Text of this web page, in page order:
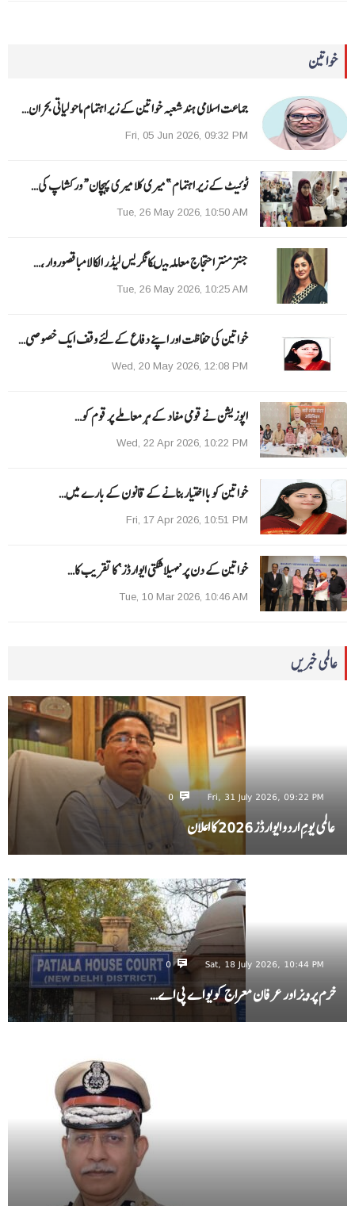
خواتین
جماعت اسلامی ہند شعبہ خواتین کے زیر اہتمام ماحولیاتی بحران…
Fri, 05 Jun 2026, 09:32 PM
ٹوئیٹ کے زیر اہتمام ”میری کلا میری پہچان“ ورکشاپ کی…
Tue, 26 May 2026, 10:50 AM
جنتر منتر احتجاج معاملہ میںکانگریس لیڈر الکا لامبا قصوروار ،…
Tue, 26 May 2026, 10:25 AM
خواتین کی حفاظت اور اپنے دفاع کےلئے وقف ایک خصوصی…
Wed, 20 May 2026, 12:08 PM
اپوزیشن نے قومی مفاد کے ہر معاملے پر قوم کو…
Wed, 22 Apr 2026, 10:22 PM
خواتین کو با اختیار بنانے کے قانون کے بارے میں…
Fri, 17 Apr 2026, 10:51 PM
خواتین کے دن پر ’مہیلا شکتی ایوارڈز‘ کا تقریب کا…
Tue, 10 Mar 2026, 10:46 AM
عالمی خبریں
Fri, 31 July 2026, 09:22 PM
0
عالمی یومِ اردو ایوارڈز 2026 کا اعلان
Sat, 18 July 2026, 10:44 PM
0
خرم پرویز اور عرفان معراج کو یو اے پی اے…